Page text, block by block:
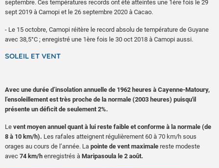
septembre. Ces températures records ont été atteintes une 1ère fois le 29
sept 2019 à Camopi et le 26 septembre 2020 à Cacao.
- Le 15 octobre, Camopi réitère le record absolu de température de Guyane
avec 38,5°C ; enregistré une 1ère fois le 30 oct 2018 à Camopi aussi.
SOLEIL ET VENT
Avec une durée d’insolation annuelle de 1962 heures à Cayenne-Matoury,
l’ensoleillement est très proche de la normale (2003 heures) puisqu'il
présente un déficit de seulement 2%.
Le vent moyen annuel quant à lui reste faible et conforme à la normale (de
8 à 10 km/h). Les rafales atteignent régulièrement 60 à 70 km/h sous
orages au cours de l’année. La pointe de vent maximale reste modeste
avec 74 km/h enregistrés à Maripasoula le 2 août.